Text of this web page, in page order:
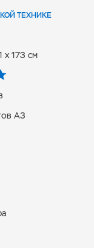
ТЕХНИКЕ
x 173 см
А3